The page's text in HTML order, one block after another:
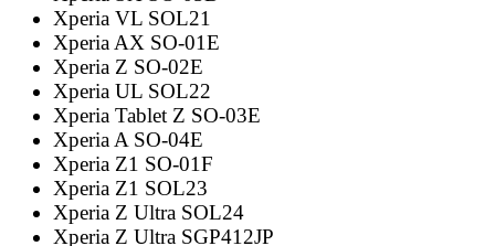
Xperia VL SOL21
Xperia AX SO-01E
Xperia Z SO-02E
Xperia UL SOL22
Xperia Tablet Z SO-03E
Xperia A SO-04E
Xperia Z1 SO-01F
Xperia Z1 SOL23
Xperia Z Ultra SOL24
Xperia Z Ultra SGP412JP